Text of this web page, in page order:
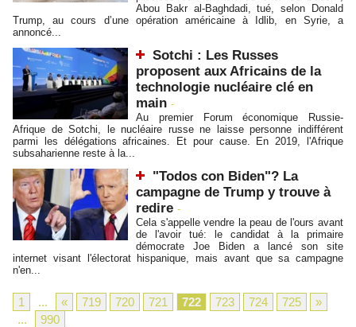
Abou Bakr al-Baghdadi, tué, selon Donald
Trump, au cours d’une opération américaine à Idlib, en Syrie, a
annoncé...
Sotchi : Les Russes
proposent aux Africains de la
technologie nucléaire clé en
main -
Au premier Forum économique Russie-
Afrique de Sotchi, le nucléaire russe ne laisse personne indifférent
parmi les délégations africaines. Et pour cause. En 2019, l'Afrique
subsaharienne reste à la...
"Todos con Biden"? La
campagne de Trump y trouve à
redire -
Cela s'appelle vendre la peau de l'ours avant
de l'avoir tué: le candidat à la primaire
démocrate Joe Biden a lancé son site
internet visant l'électorat hispanique, mais avant que sa campagne
n'en...
1 ... « 719 720 721 722 723 724 725
»
...
990